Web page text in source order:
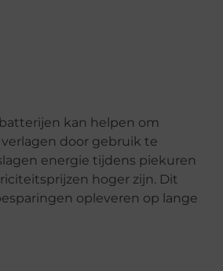
kan helpen om
door gebruik te
energie tijdens piekuren
hoger zijn. Dit
opleveren op lange